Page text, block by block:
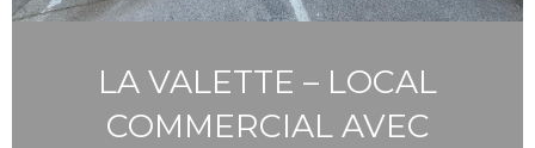
LA VALETTE – LOCAL
COMMERCIAL AVEC